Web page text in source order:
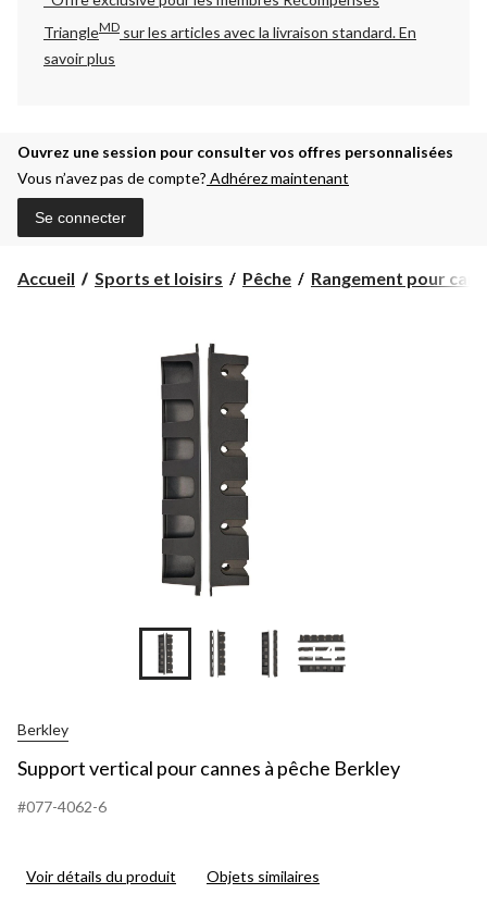
TriangleMD sur les articles avec la livraison standard.En
savoir plus
Ouvrez une session pour consulter vos offres personnalisées
Vous n’avez pas de compte? Adhérez maintenant
Se connecter
Accueil Sports et loisirs Pêche Rangement pour
+4
Berkley
Support vertical pour cannes à pêche Berkley
#077-4062-6
Voir détails du produit Objets similaires